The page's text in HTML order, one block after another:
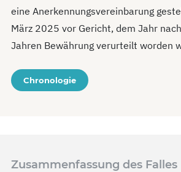
eine Anerkennungsvereinbarung
März 2025 vor Gericht, dem Jahr
Jahren Bewährung verurteilt worden
Chronologie
Zusammenfassung des Falles